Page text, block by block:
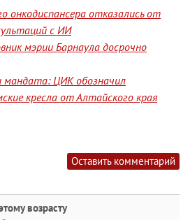
онкодиспансера отказались от
с ИИ
мэрии Барнаула досрочно
мандата: ЦИК обозначил
кресла от Алтайского края
Оставить комментарий
возрасту